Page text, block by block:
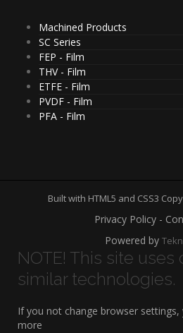
Machined Products
SC Series
FEP - Film
THV - Film
ETFE - Film
PVDF - Film
PFA - Film
Built with HTML5 and CSS3
Privacy Policy -
Powered by
NOTE! This site uses
similar technologies.
If you not change browser settings,
more